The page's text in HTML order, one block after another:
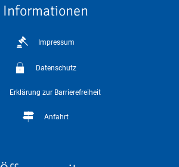
Informationen
Impressum
Datenschutz
Erklärung zur Barrierefreiheit
Anfahrt